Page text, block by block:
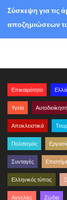
Σύσκεψη για τις
αποζημιώσεων
Επικαιρότητα
Υγεία Αυτοδιοίκηση
Αποκλειστικά
Πολιτισμός
Συνταγές
Ελληνικός τύπος
Αγγελίες Ζώδια